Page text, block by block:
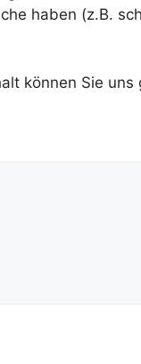
haben (z.B.
können Sie uns